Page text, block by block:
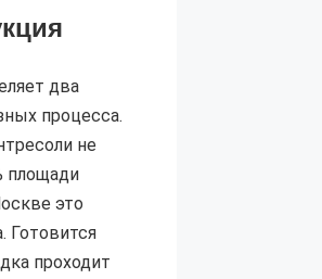
два
процесса.
не
площади
это
Готовится
проходит